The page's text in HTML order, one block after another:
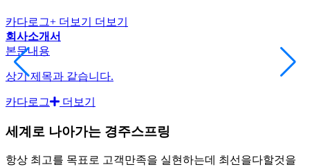
카다로그+ 더보기
더보기
회사소개서
본문내용
상기 제목과 같습니다.
카다로그 더보기
세계로 나아가는 경주스프링
항상 최고를 목표로 고객만족을 실현하는데 최선을다할것을